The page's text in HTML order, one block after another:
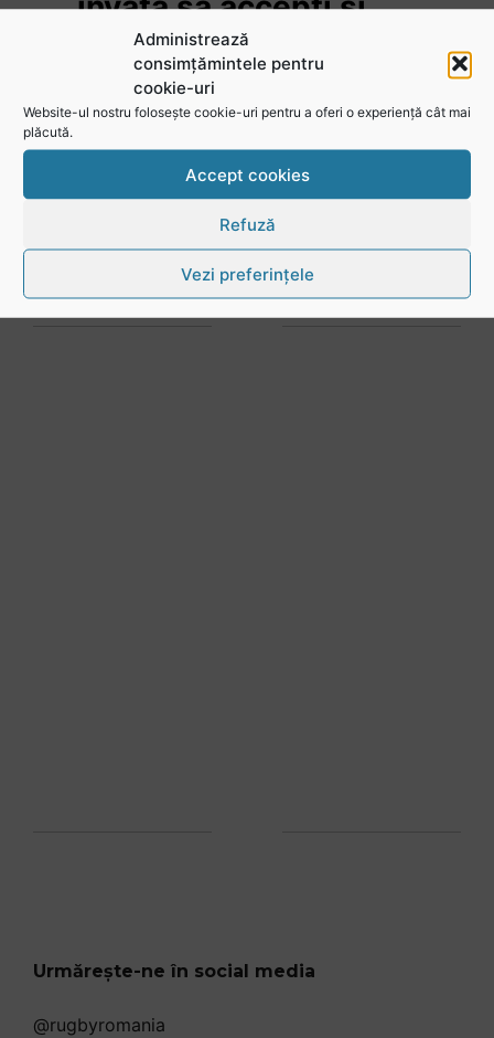
Administrează
consimțămintele pentru
cookie-uri
Website-ul nostru folosește cookie-uri pentru a oferi o experiență cât mai
plăcută.
Accept cookies
Refuză
Vezi preferințele
înfrângerile
Urmărește-ne în social media
@rugbyromania